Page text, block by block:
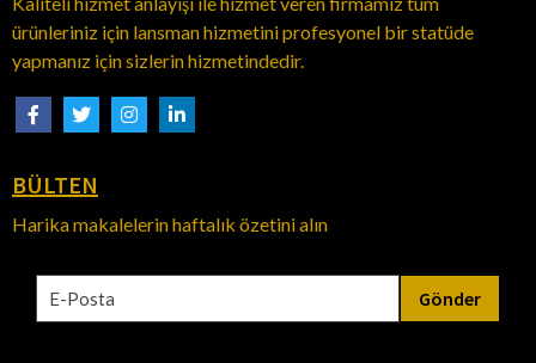
ürünleriniz için lansman hizmetini profesyonel bir statüde
yapmanız için sizlerin hizmetindedir.
BÜLTEN
Harika makalelerin haftalık özetini alın
Gönder